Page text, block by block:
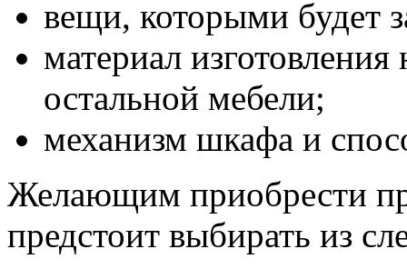
вещи, которыми будет
материал
остальной мебели;
механизм шкафа и
Желающим приобрести
предстоит выбирать из